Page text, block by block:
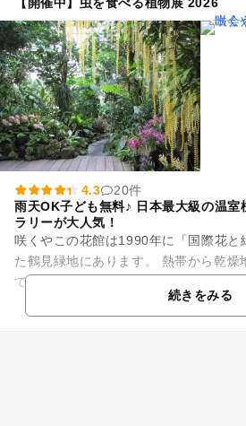
【開催中】虫を食べる植物展 2026
4.3
20件
雨天OK子ども無料♪ 日本最大級の温室
ラリーが大人気！
咲くやこの花館は1990年に「国際花と
た鶴見緑地にあります。 熱帯から乾燥
で、地球上のさまざまな気候帯に育成
続きをみる